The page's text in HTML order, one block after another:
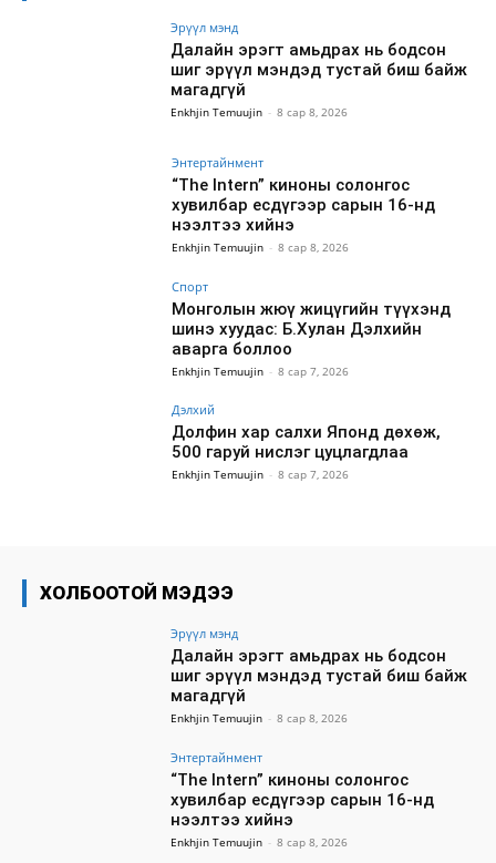
Эрүүл мэнд
Далайн эрэгт амьдрах нь бодсон
шиг эрүүл мэндэд тустай биш байж
магадгүй
Enkhjin Temuujin - 8 сар 8, 2026
Энтертайнмент
“The Intern” киноны солонгос
хувилбар есдүгээр сарын 16-нд
нээлтээ хийнэ
Enkhjin Temuujin - 8 сар 8, 2026
Спорт
Монголын жюү жицүгийн түүхэнд
шинэ хуудас: Б.Хулан Дэлхийн
аварга боллоо
Enkhjin Temuujin - 8 сар 7, 2026
Дэлхий
Долфин хар салхи Японд дөхөж,
500 гаруй нислэг цуцлагдлаа
Enkhjin Temuujin - 8 сар 7, 2026
ХОЛБООТОЙ МЭДЭЭ
Эрүүл мэнд
Далайн эрэгт амьдрах нь бодсон
шиг эрүүл мэндэд тустай биш байж
магадгүй
Enkhjin Temuujin - 8 сар 8, 2026
Энтертайнмент
“The Intern” киноны солонгос
хувилбар есдүгээр сарын 16-нд
нээлтээ хийнэ
Enkhjin Temuujin - 8 сар 8, 2026